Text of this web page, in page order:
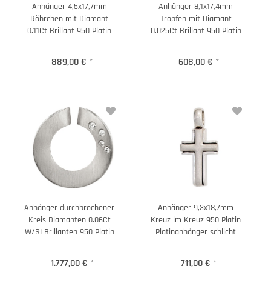
Anhänger 4,5x17,7mm
Röhrchen mit Diamant
0.11Ct Brillant 950 Platin
889,00 € *
Anhänger 8,1x17,4mm
Tropfen mit Diamant
0.025Ct Brillant 950 Platin
608,00 € *
Anhänger durchbrochener
Kreis Diamanten 0.06Ct
W/SI Brillanten 950 Platin
1.777,00 € *
Anhänger 9,3x18,7mm
Kreuz im Kreuz 950 Platin
Platinanhänger schlicht
711,00 € *